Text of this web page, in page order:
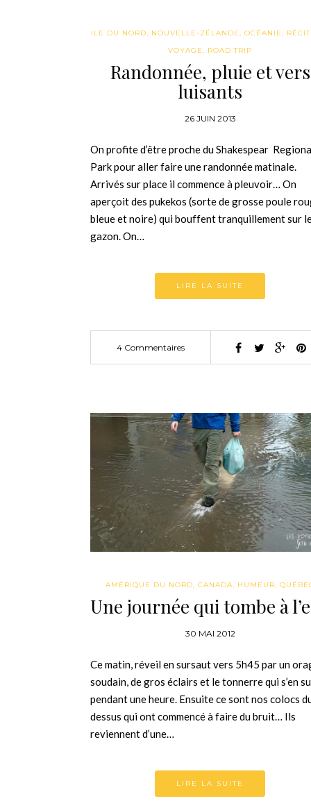
ILE DU NORD NOUVELLE-ZÉLANDE OCÉANIE
VOYAGE
ROAD TRIP
Randonnée, pluie et vers
luisants
26 JUIN 2013
On profite d’être proche du Shakespear
Park pour aller faire une randonnée matinale.
Arrivés sur place il commence à pleuvoir… On
aperçoit des pukekos (sorte de grosse poule
bleue et noire) qui bouffent tranquillement sur
gazon. On…
LIRE LA SUITE
4 Commentaires
AMÉRIQUE DU NORD, CANADA, HUMEUR,
Une journée qui tombe à
30 MAI 2012
Ce matin, réveil en sursaut vers 5h45 par un
soudain, de gros éclairs et le tonnerre qui s’en
pendant une heure. Ensuite ce sont nos colocs
dessus qui ont commencé à faire du bruit… Ils
reviennent d’une…
LIRE LA SUITE